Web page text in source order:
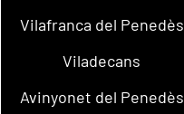
Vilafranca del Penedès
Viladecans
Avinyonet del Penedès